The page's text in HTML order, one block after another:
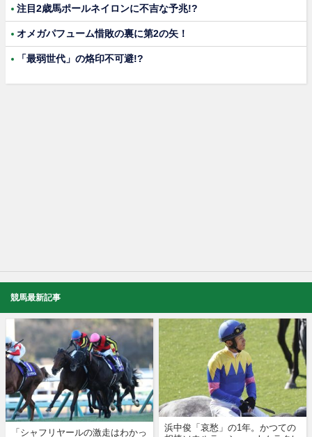
注目2歳馬ポールネイロンに不吉な予兆!?
オメガパフューム惜敗の裏に第2の矢！
「最弱世代」の烙印不可避!?
競馬最新記事
「シャフリヤールの激走はわかっ
浜中俊「哀愁」の1年。かつての